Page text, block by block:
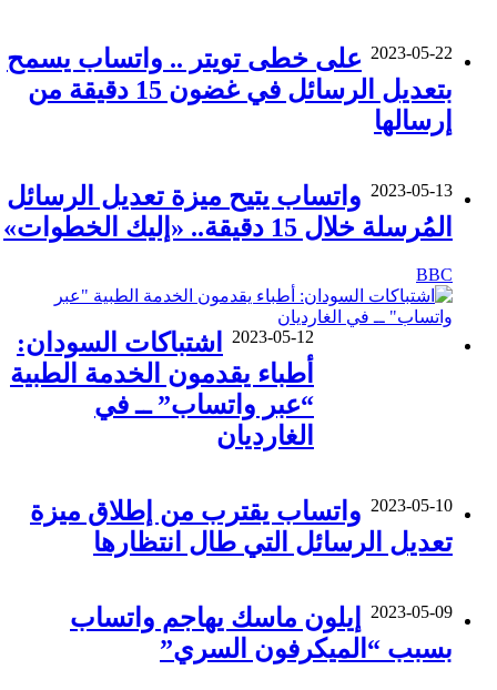
2023-05-22 على خطى تويتر .. واتساب يسمح
بتعديل الرسائل في غضون 15 دقيقة من
إرسالها
2023-05-13 واتساب يتيح ميزة تعديل الرسائل
المُرسلة خلال 15 دقيقة.. «إليك الخطوات»
BBC
2023-05-12
اشتباكات السودان:
أطباء يقدمون الخدمة الطبية
“عبر واتساب” ــ في
الغارديان
2023-05-10 واتساب يقترب من إطلاق ميزة
تعديل الرسائل التي طال انتظارها
2023-05-09
إيلون ماسك يهاجم واتساب
بسبب “الميكرفون السري”